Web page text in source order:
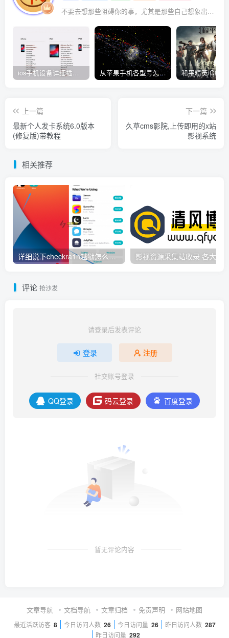
不要去想那些阻碍你的事，尤其是那些自己想象出来的事
ios手机设备详细插件平刷教程 从苹果手机各型号怎么越狱到怎么开科技完整教程
上一篇
最新个人发卡系统6.0版本
(修复版)带教程
下一篇
久草cms影院,上传即用的x站
影视系统
相关推荐
详细说下checkra1n越狱怎么转换基板教程
评论 抢沙发
请登录后发表评论
登录 注册
社交账号登录
QQ登录 码云登录 百度登录
暂无评论内容
文章导航 文档导航 文章归档 免责声明 网站地图
最近活跃访客 8 今日访问人数 26 今日访问量 26 昨日访问人数 287
昨日访问量 292